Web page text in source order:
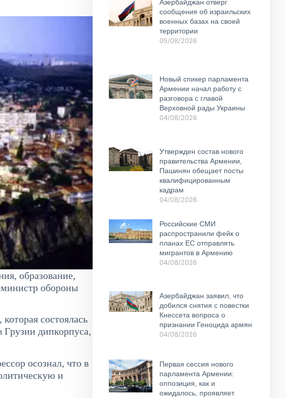
образование,
обороны
состоялась
Грузии дипкорпуса,
осознал, что в
и
Азербайджан отверг
сообщения об израильских
военных базах на своей
территории
05/08/2026
Новый спикер парламента
Армении начал работу с
разговора с главой
Верховной рады Украины
04/08/2026
Утвержден состав нового
правительства Армении,
Пашинян обещает посты
квалифицированным
кадрам
04/08/2026
Российские СМИ
распространили фейк о
планах ЕС отправлять
мигрантов в Армению
04/08/2026
Азербайджан заявил, что
добился снятия с повестки
Кнессета вопроса о
признании Геноцида армян
04/08/2026
Первая сессия нового
парламента Армении:
оппозиция, как и
ожидалось, проявляет